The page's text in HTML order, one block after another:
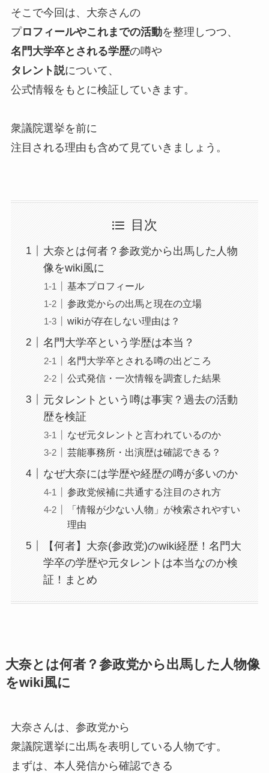
そこで今回は、大奈さんの
プロフィールやこれまでの活動を整理しつつ、
名門大学卒とされる学歴の噂や
タレント説について、
公式情報をもとに検証していきます。
衆議院選挙を前に
注目される理由も含めて見ていきましょう。
目次
大奈とは何者？参政党から出馬した人物
像をwiki風に
基本プロフィール
参政党からの出馬と現在の立場
wikiが存在しない理由は？
名門大学卒という学歴は本当？
名門大学卒とされる噂の出どころ
公式発信・一次情報を調査した結果
元タレントという噂は事実？過去の活動
歴を検証
なぜ元タレントと言われているのか
芸能事務所・出演歴は確認できる？
なぜ大奈には学歴や経歴の噂が多いのか
参政党候補に共通する注目のされ方
「情報が少ない人物」が検索されやすい
理由
【何者】大奈(参政党)のwiki経歴！名門大
学卒の学歴や元タレントは本当なのか検
証！まとめ
大奈とは何者？参政党から出馬した人物像
をwiki風に
大奈さんは、参政党から
衆議院選挙に出馬を表明している人物です。
まずは、本人発信から確認できる